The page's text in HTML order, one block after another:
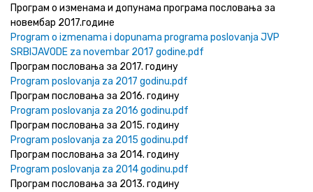
Програм о изменама и допунама програма пословања за
новембар 2017.године
Program o izmenama i dopunama programa poslovanja JVP
SRBIJAVODE za novembar 2017 godine.pdf
Програм пословања за 2017. годину
Program poslovanja za 2017 godinu.pdf
Програм пословања за 2016. годину
Program poslovanja za 2016 godinu.pdf
Програм пословања за 2015. годину
Program poslovanja za 2015 godinu.pdf
Програм пословања за 2014. годину
Program poslovanja za 2014 godinu.pdf
Програм пословања за 2013. годину